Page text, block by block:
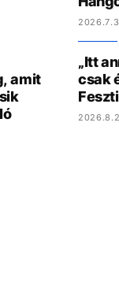
amit
„Itt
csak